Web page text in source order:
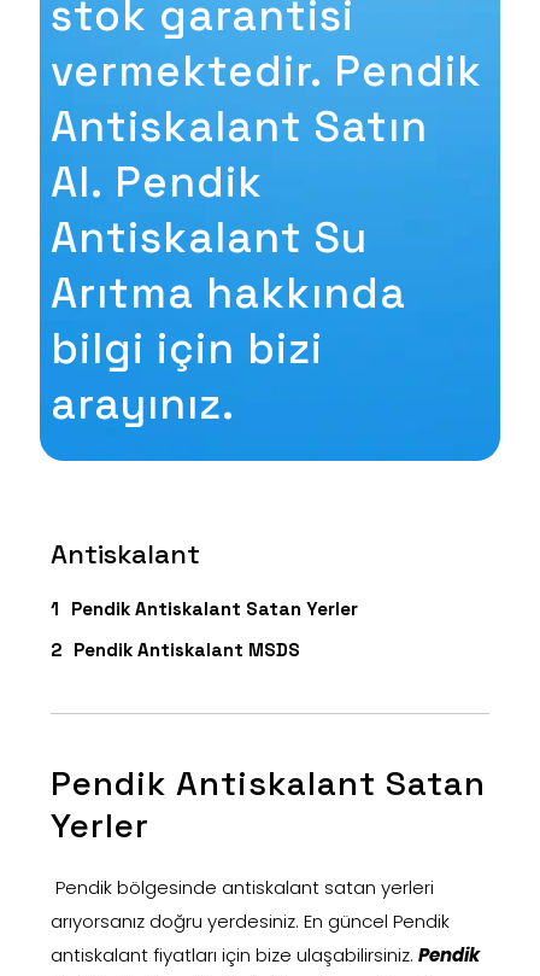
stok garantisi
vermektedir. Pendik
Antiskalant Satın
Al. Pendik
Antiskalant Su
Arıtma hakkında
bilgi için bizi
arayınız.
Antiskalant
Pendik Antiskalant Satan Yerler
Pendik Antiskalant MSDS
Pendik Antiskalant Satan
Yerler
Pendik bölgesinde antiskalant satan yerleri
arıyorsanız doğru yerdesiniz. En güncel Pendik
antiskalant fiyatları için bize ulaşabilirsiniz. Pendik